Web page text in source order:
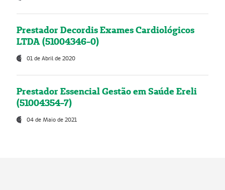
Prestador Decordis Exames Cardiológicos
LTDA (51004346-0)
01 de Abril de 2020
Prestador Essencial Gestão em Saúde Ereli
(51004354-7)
04 de Maio de 2021